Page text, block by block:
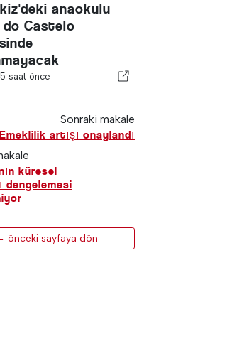
anaokulu
do Castelo
5 saat önce
Sonraki makale
Emeklilik artışı onaylandı
küresel
dengelemesi
önceki sayfaya dön